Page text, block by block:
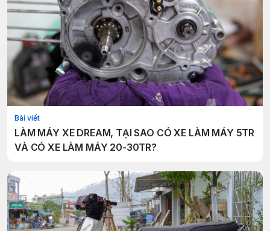
Bài viết
LÀM MÁY XE DREAM, TẠI SAO CÓ XE LÀM MÁY 5TR
VÀ CÓ XE LÀM MÁY 20-30TR?